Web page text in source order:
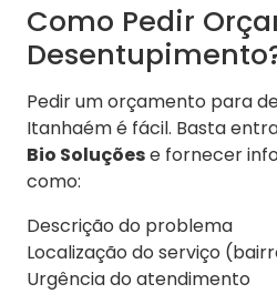
Como Pedir
Pedir um orçamento para
Itanhaém é fácil. Basta
Bio Soluçõese fornecer
como:
Descrição do problema
Localização do serviço
Urgência do atendimento